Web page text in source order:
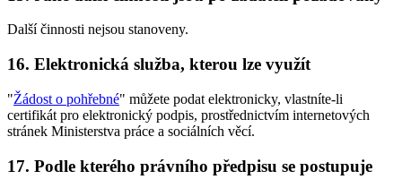
Další činnosti nejsou stanoveny.
16. Elektronická služba, kterou lze využít
"Žádost o pohřebné" můžete podat elektronicky, vlastníte-li
certifikát pro elektronický podpis, prostřednictvím internetových
stránek Ministerstva práce a sociálních věcí.
17. Podle kterého právního předpisu se postupuje